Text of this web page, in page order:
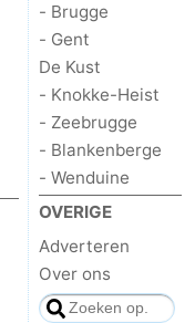
- Brugge
- Gent
De Kust
- Knokke-Heist
- Zeebrugge
- Blankenberge
- Wenduine
OVERIGE
Adverteren
Over ons